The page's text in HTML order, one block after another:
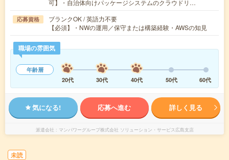
可】・自治体向けパッケージシステムのクラウドリ…
応募資格
ブランクOK / 英語力不要
【必須】・NWの運用／保守または構築経験・AWSの知見
職場の雰囲気
年齢層
20代
30代 40代 50代 60代
気になる! 応募へ進む 詳しく見る
派遣会社 マンパワーグループ株式会社 ソリューション・サービス広島支店
未読